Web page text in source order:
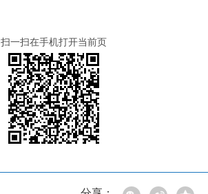
扫一扫在手机打开当前页